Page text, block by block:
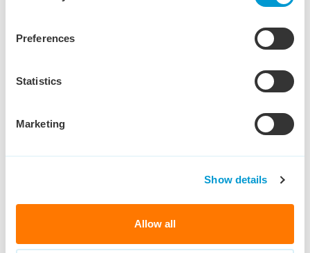
Preferences
Statistics
Marketing
Show details
Allow all
van mensen kom je terecht in een
waarin software en hardware binnen